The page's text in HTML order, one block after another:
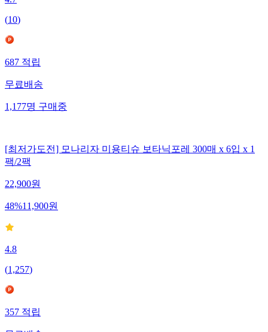
4.7
(10)
687적립
무료배송
1,177명구매중
[최저가도전] 모나리자 미용티슈 보타닉포레 300매 x 6입 x 1
팩/2팩
22,900원
48%11,900원
4.8
(1,257)
357적립